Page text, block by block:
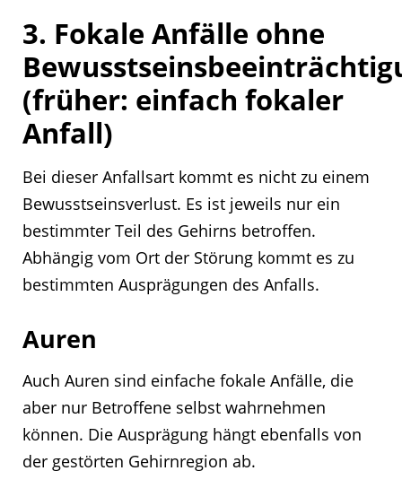
3. Fokale Anfälle ohne
(früher: einfach fokaler
Anfall)
Bei dieser Anfallsart kommt es nicht zu einem
Bewusstseinsverlust. Es ist jeweils nur ein
bestimmter Teil des Gehirns betroffen.
Abhängig vom Ort der Störung kommt es zu
bestimmten Ausprägungen des Anfalls.
Auren
Auch Auren sind einfache fokale Anfälle, die
aber nur Betroffene selbst wahrnehmen
können. Die Ausprägung hängt ebenfalls von
der gestörten Gehirnregion ab.